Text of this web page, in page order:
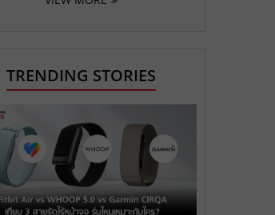
TRENDING STORIES